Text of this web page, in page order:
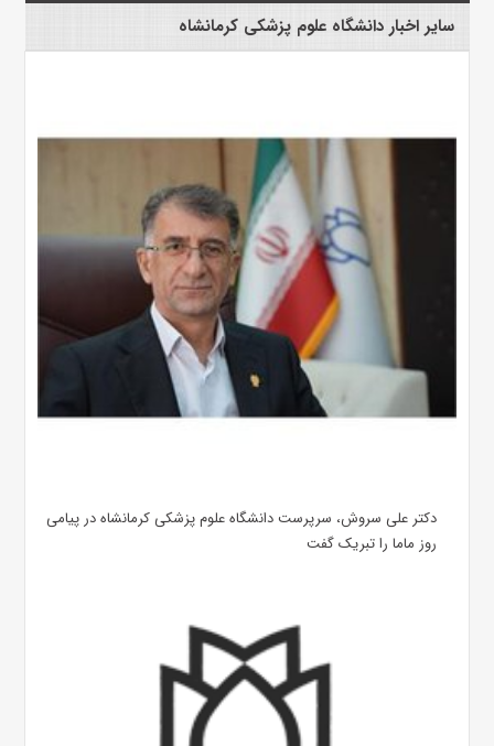
سایر اخبار دانشگاه علوم پزشکی کرمانشاه
دکتر علی سروش، سرپرست دانشگاه علوم پزشکی کرمانشاه در پیامی
روز ماما را تبریک گفت